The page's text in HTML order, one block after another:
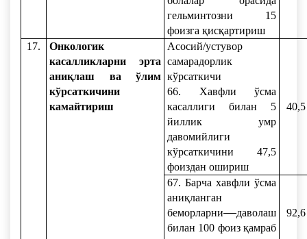
гельминтозни 15
фоизга қисқартириш
17.
Онкологик
касалликларни эрта
аниқлаш ва ўлим
кўрсаткичини
камайтириш
Асосий/устувор
самарадорлик
кўрсаткичи
66. Хавфли ўсма
касаллиги билан 5
йиллик умр
давомийлиги
кўрсаткичини 47,5
фоиздан ошириш
67. Барча хавфли ўсма
аниқланган
беморларни
даволаш
билан 100 фоиз қамраб